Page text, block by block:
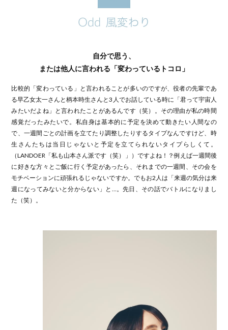
自分で思う、
または他人に言われる「変わっているトコロ」
比較的「変わっている」と言われることが多いのですが、役者の先輩であ
る早乙女太一さんと柄本時生さんと3人でお話している時に「君って宇宙人
みたいだよね」と言われたことがあるんです（笑）。その理由が私の時間
感覚だったみたいで。私自身は基本的に予定を決めて動きたい人間なの
で、一週間ごとの計画を立てたり調整したりするタイプなんですけど、時
生さんたちは当日じゃないと予定を立てられないタイプらしくて。
（LANDOER「私も山本さん派です（笑）」）ですよね！？例えば一週間後
に好きな方々とご飯に行く予定があったら、それまでの一週間、その会を
モチベーションに頑張れるじゃないですか。でもお2人は「来週の気分は来
週になってみないと分からない」と…。先日、その話でバトルになりまし
た（笑）。